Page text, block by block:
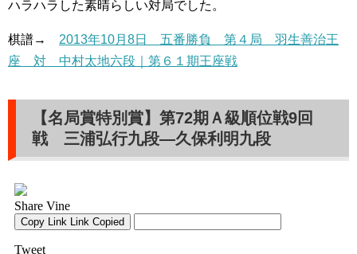
ハラハラした素晴らしい対局でした。
棋譜→ 2013年10月8日 五番勝負 第４局 羽生善治王
座 対 中村太地六段｜第６１期王座戦
【名局賞特別賞】第72期Ａ級順位戦9回
戦 三浦弘行九段―久保利明九段